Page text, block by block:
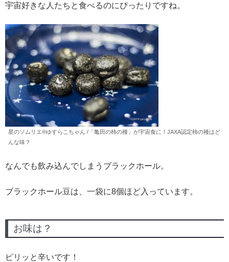
宇宙好きな人たちと食べるのにぴったりですね。
星のソムリエ®︎ゆすらこちゃん /「亀田の柿の種」が宇宙食に！JAXA認定柿の種はど
んな味？
なんでも飲み込んでしまうブラックホール。
ブラックホール豆は、一袋に8個ほど入っています。
お味は？
ピリッと辛いです！